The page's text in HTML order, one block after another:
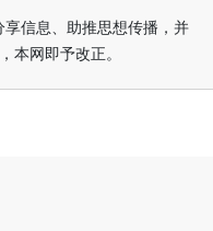
享信息、助推思想传播，并
本网即予改正。